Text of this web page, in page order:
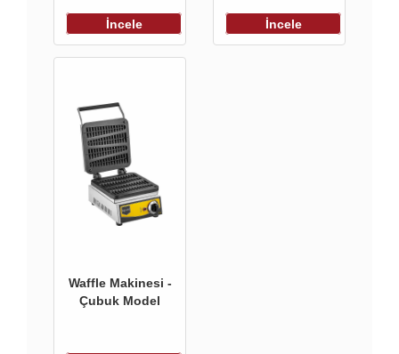
İncele İncele
Waffle Makinesi -
Çubuk Model